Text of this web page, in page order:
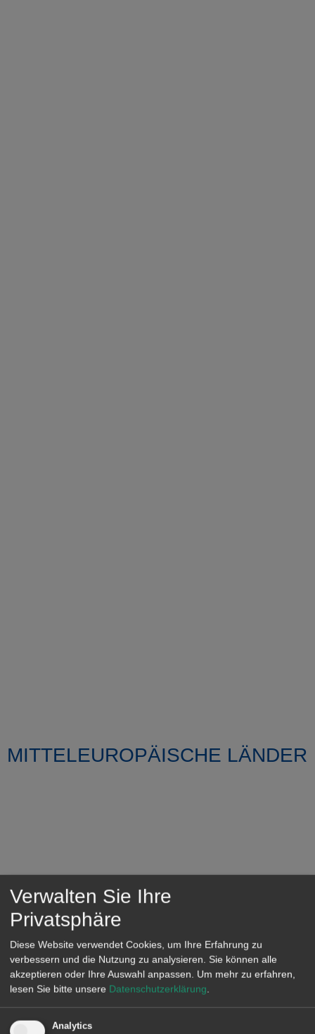
MITTELEUROPÄISCHE LÄNDER
Verwalten Sie Ihre
Privatsphäre
Diese Website verwendet Cookies, um Ihre Erfahrung zu
verbessern und die Nutzung zu analysieren. Sie können alle
akzeptieren oder Ihre Auswahl anpassen. Um mehr zu erfahren,
lesen Sie bitte unsere Datenschutzerklärung.
Analytics